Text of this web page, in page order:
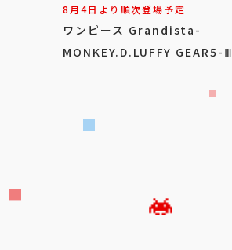
8月4日より順次登場予定
ワンピース Grandista-
MONKEY.D.LUFFY GEAR5-Ⅲ